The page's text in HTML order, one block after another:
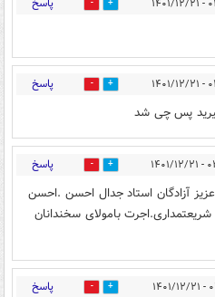
۲۱ 5
۲۱ 4 پاسخ
پس چی شد
۲۱ 1 پاسخ
آزادگان استاد جدال احسن .احسن
بامولای سخندانان
۲۱ 0 پاسخ